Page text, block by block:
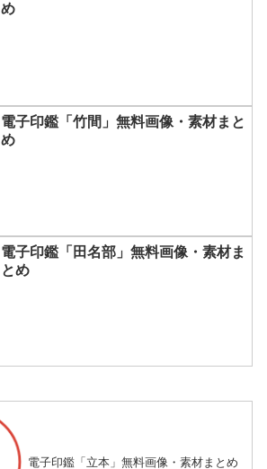
め
電子印鑑「竹間」無料画像・素材まと
め
電子印鑑「田名部」無料画像・素材ま
とめ
電子印鑑「立本」無料画像・素材まとめ